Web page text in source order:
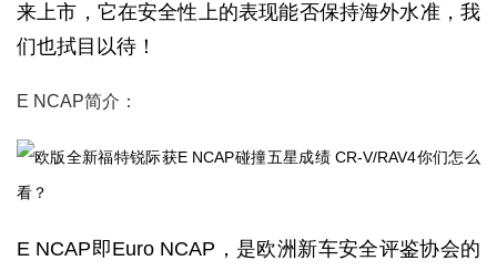
来上市，它在安全性上的表现能否保持海外水准，我
们也拭目以待！
E NCAP简介：
E NCAP即Euro NCAP，是欧洲新车安全评鉴协会的